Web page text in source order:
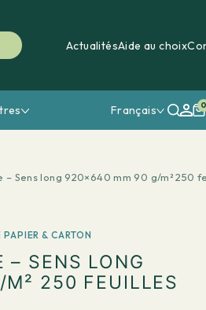
ActualitésAide au choix
Français 0
– Sens long 920×640 mm 90 g/m² 250
& CARTON
– SENS LONG
250 FEUILLES